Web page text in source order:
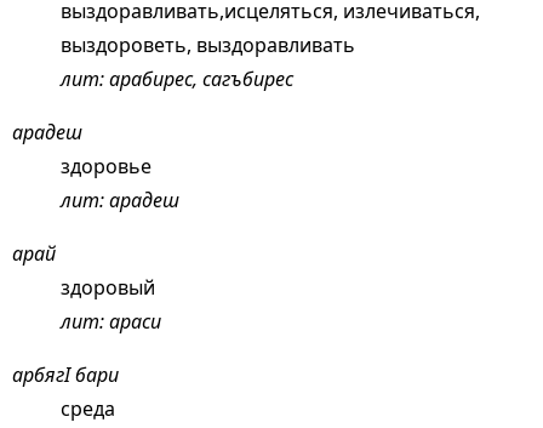
выздоравливать,исцеляться, излечиваться,
выздороветь, выздоравливать
лит: арабирес, сагъбирес
арадеш
здоровье
лит: арадеш
арай
здоровый
лит: араси
арбягI бари
среда